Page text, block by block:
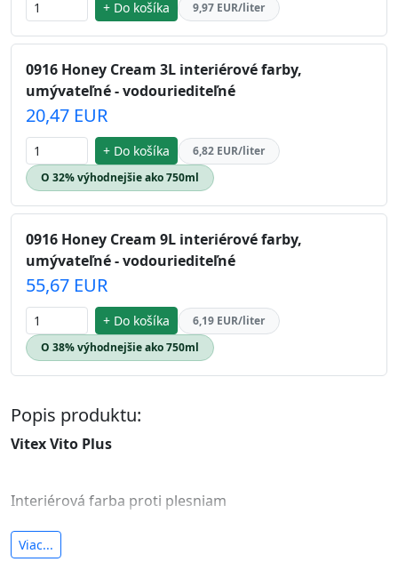
+ Do košíka 9,97 EUR/liter
0916 Honey Cream 3L interiérové farby,
umývateľné - vodouriediteľné
20,47 EUR
+ Do košíka
6,82 EUR/liter
O 32% výhodnejšie ako 750ml
0916 Honey Cream 9L interiérové farby,
umývateľné - vodouriediteľné
55,67 EUR
+ Do košíka
6,19 EUR/liter
O 38% výhodnejšie ako 750ml
Popis produktu:
Vitex Vito Plus
Interiérová farba proti plesniam
antibakteriálna a umývateľná
Viac...